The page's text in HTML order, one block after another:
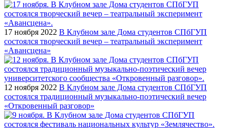
17 ноября 2022 В Клубном зале Дома студентов СПбГУП
состоялся творческий вечер – театральный эксперимент
«Авансцена»
12 ноября 2022 В Клубном зале Дома студентов СПбГУП
состоялся традиционный музыкально-поэтический вечер
«Откровенный разговор»